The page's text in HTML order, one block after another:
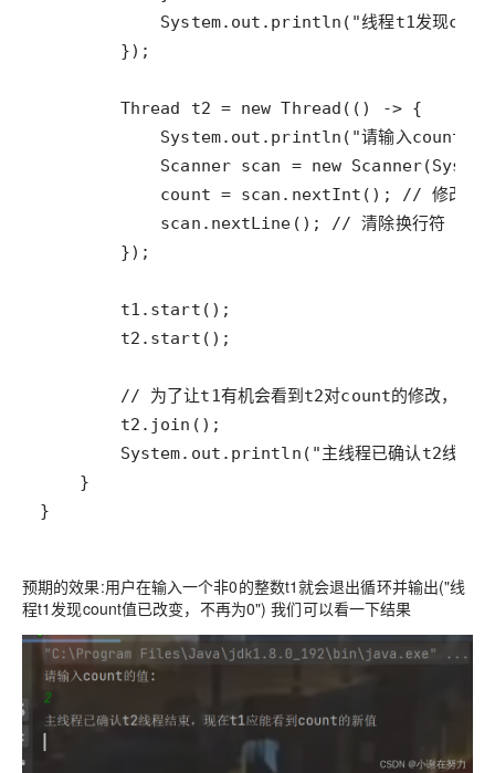
            scan.nextLine(); // 清除换行符
}
预期的效果:用户在输入一个非0的整数t1就会退出循环并输出("线
程t1发现count值已改变，不再为0")我们可以看一下结果